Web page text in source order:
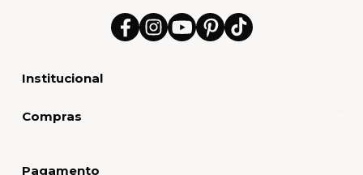
Institucional
Compras
Pagamento